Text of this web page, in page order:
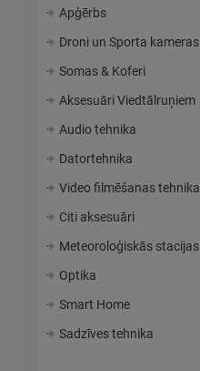
Apģērbs
Droni un Sporta kameras
Somas & Koferi
Aksesuāri Viedtālruņiem
Audio tehnika
Datortehnika
Video filmēšanas tehnika
Citi aksesuāri
Meteoroloģiskās stacijas
Optika
Smart Home
Sadzīves tehnika